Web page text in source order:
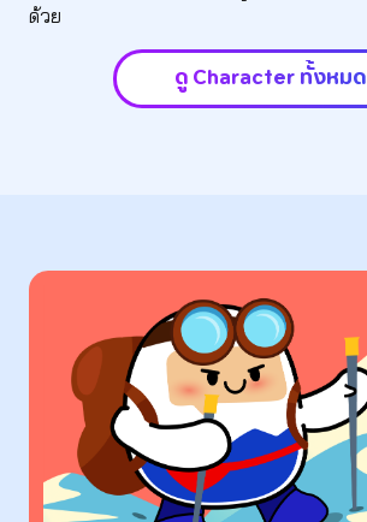
ด้วย
ดู Character ทั้งหมด